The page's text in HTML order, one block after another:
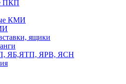
ПКП
КМИ
ящики
ЯБ,ЯТП, ЯРВ, ЯСН